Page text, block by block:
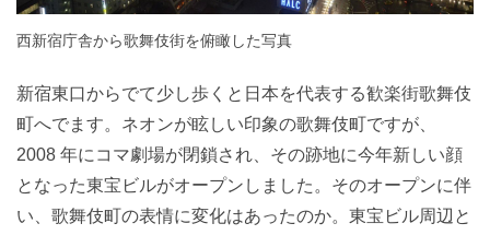
西新宿庁舎から歌舞伎街を俯瞰した写真
新宿東口からでて少し歩くと日本を代表する歓楽街歌舞伎
町へでます。ネオンが眩しい印象の歌舞伎町ですが、
2008 年にコマ劇場が閉鎖され、その跡地に今年新しい顔
となった東宝ビルがオープンしました。そのオープンに伴
い、歌舞伎町の表情に変化はあったのか。東宝ビル周辺と